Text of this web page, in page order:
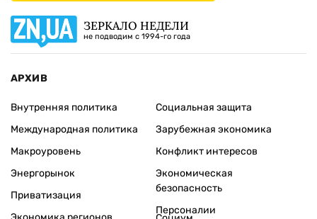
ЗЕРКАЛО НЕДЕЛИ
не подводим с 1994-го года
АРХИВ
Внутренняя политика
Международная политика
Макроуровень
Энергорынок
Приватизация
Социальная защита
Зарубежная экономика
Конфликт интересов
Экономическая
безопасность
Персоналии